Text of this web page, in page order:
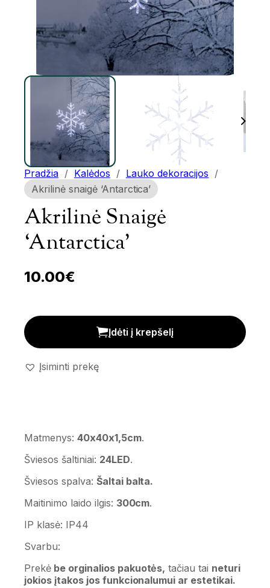
Pradžia / Kalėdos / Lauko dekoracijos /
Akrilinė snaigė ‘Antarctica’
Akrilinė Snaigė
‘Antarctica’
10.00€
Akrilinė snaigė 'Antarctica' kiekis
Įdėti į krepšelį
Įsiminti prekę
Matmenys: 40x40x1,5cm.
Šviesos šaltiniai: 24LED.
Šviesos spalva: Šaltai balta.
Maitinimo laido ilgis: 300cm.
IP klasė: IP44
Svarbu:
Prekėbe orginalios pakuotės, tačiau tai neturi
jokios įtakos jos funkcionalumui ar estetikai.